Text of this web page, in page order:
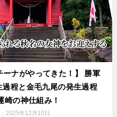
ーナがやってきた！】 勝軍
程と金毛九尾の発生過程
崎の神仕組み！
2025年12月10日